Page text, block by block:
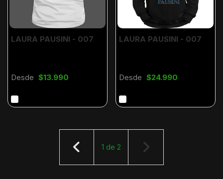
LAURA PAUSINI - 007
Desde $13.990
LAURA PAUSINI - 007
Desde $24.990
1 de 2